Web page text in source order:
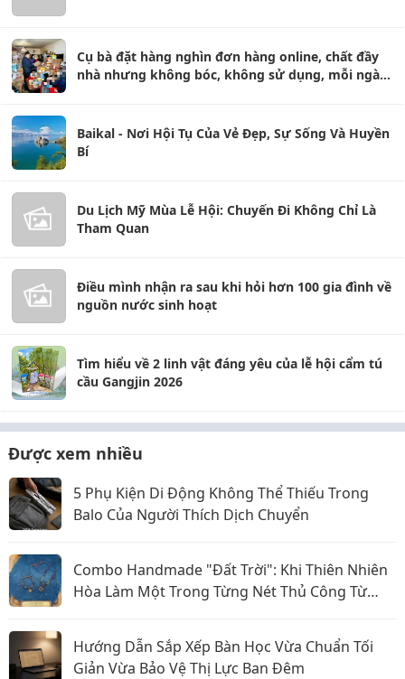
Cụ bà đặt hàng nghìn đơn hàng online, chất đầy
nhà nhưng không bóc, không sử dụng, mỗi ngày
Baikal - Nơi Hội Tụ Của Vẻ Đẹp, Sự Sống Và Huyền
Bí
Du Lịch Mỹ Mùa Lễ Hội: Chuyến Đi Không Chỉ Là
Tham Quan
Điều mình nhận ra sau khi hỏi hơn 100 gia đình về
nguồn nước sinh hoạt
Tìm hiểu về 2 linh vật đáng yêu của lễ hội cẩm tú
cầu Gangjin 2026
Được xem nhiều
5 Phụ Kiện Di Động Không Thể Thiếu Trong
Balo Của Người Thích Dịch Chuyển
Combo Handmade "Đất Trời": Khi Thiên Nhiên
Hòa Làm Một Trong Từng Nét Thủ Công Từ
Hướng Dẫn Sắp Xếp Bàn Học Vừa Chuẩn Tối
Giản Vừa Bảo Vệ Thị Lực Ban Đêm